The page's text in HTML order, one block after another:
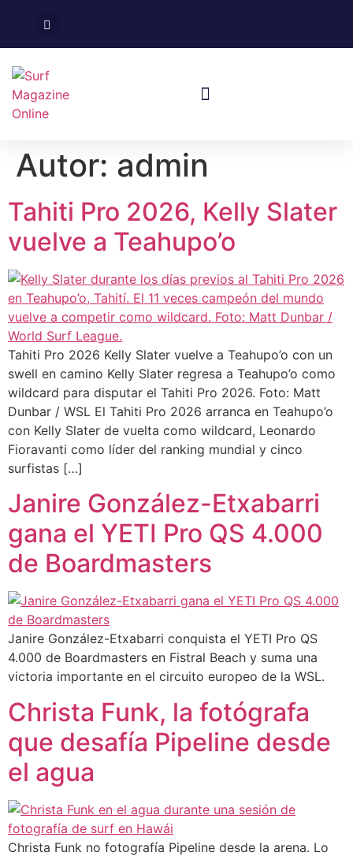
Autor: admin
Tahiti Pro 2026, Kelly Slater
vuelve a Teahupo’o
Tahiti Pro 2026 Kelly Slater vuelve a Teahupo’o con un
swell en camino Kelly Slater regresa a Teahupo’o como
wildcard para disputar el Tahiti Pro 2026. Foto: Matt
Dunbar / WSL El Tahiti Pro 2026 arranca en Teahupo’o
con Kelly Slater de vuelta como wildcard, Leonardo
Fioravanti como líder del ranking mundial y cinco
surfistas […]
Janire González-Etxabarri
gana el YETI Pro QS 4.000
de Boardmasters
Janire González-Etxabarri conquista el YETI Pro QS
4.000 de Boardmasters en Fistral Beach y suma una
victoria importante en el circuito europeo de la WSL.
Christa Funk, la fotógrafa
que desafía Pipeline desde
el agua
Christa Funk no fotografía Pipeline desde la arena. Lo